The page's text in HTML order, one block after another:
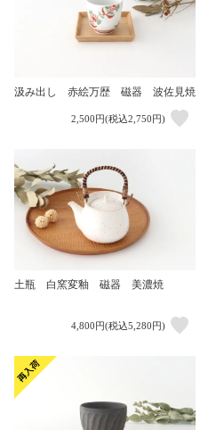
汲み出し 赤絵万歴 磁器 波佐見焼
2,500円(税込2,750円)
土瓶 白窯変釉 磁器 美濃焼
4,800円(税込5,280円)